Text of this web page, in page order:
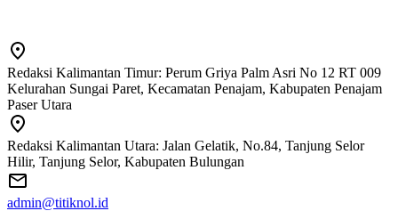
Redaksi Kalimantan Timur: Perum Griya Palm Asri No 12 RT 009
Kelurahan Sungai Paret, Kecamatan Penajam, Kabupaten Penajam
Paser Utara
Redaksi Kalimantan Utara: Jalan Gelatik, No.84, Tanjung Selor
Hilir, Tanjung Selor, Kabupaten Bulungan
admin@titiknol.id